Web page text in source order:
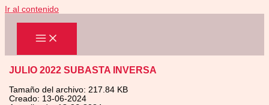
Ir al contenido
JULIO 2022 SUBASTA INVERSA
Tamaño del archivo: 217.84 KB
Creado: 13-06-2024